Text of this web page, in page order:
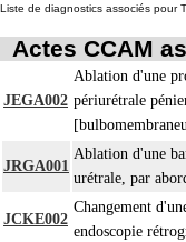
Liste de diagnostics associés pour
Actes CCAM
JEGA002
Ablation d'une
périurétrale
JRGA001
Ablation d'une
urétrale, par
JCKE002
Changement
endoscopie